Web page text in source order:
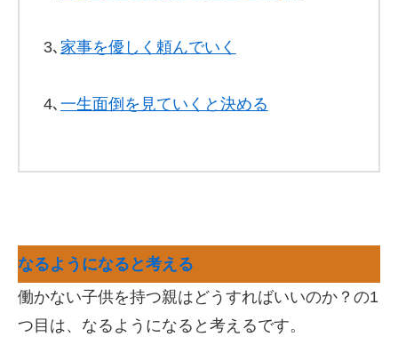
3､ 家事を優しく頼んでいく
4､ 一生面倒を見ていくと決める
なるようになると考える
働かない子供を持つ親はどうすればいいのか？の1
つ目は、なるようになると考えるです。